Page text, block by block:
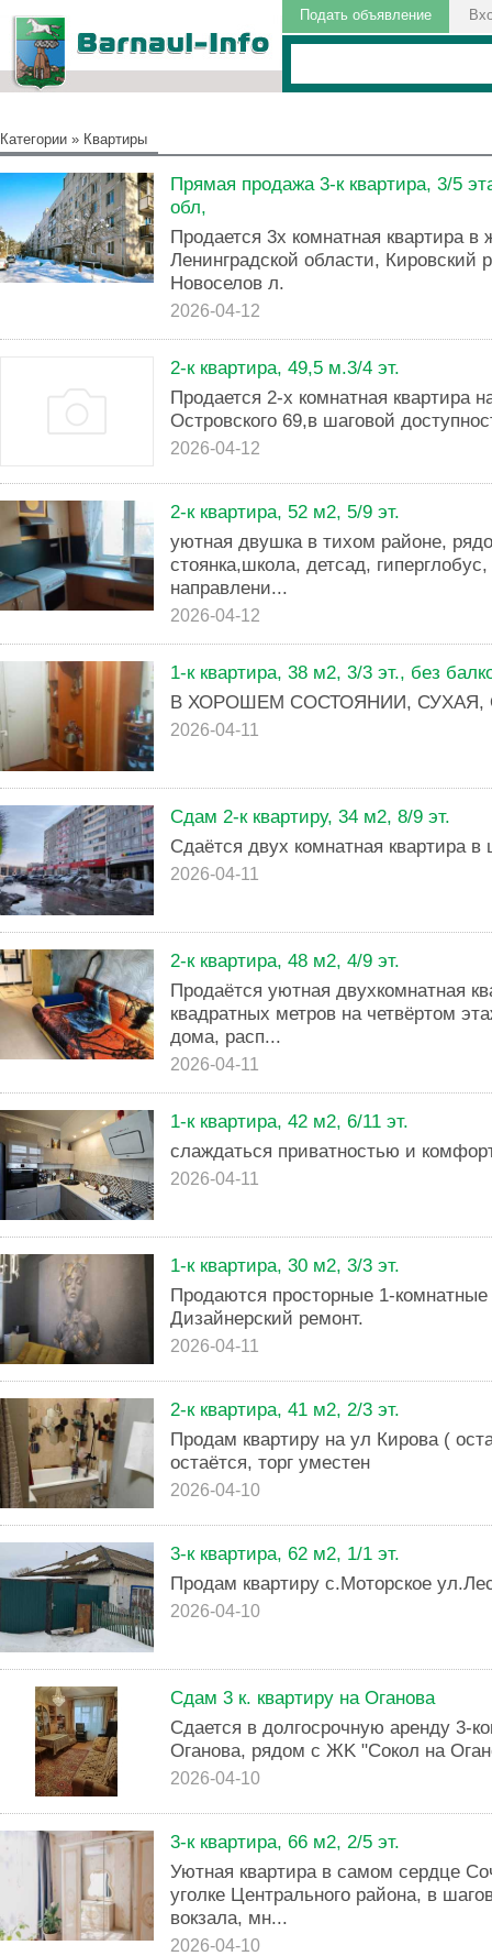
Подать объявление
Категории » Квартиры
Прямая продажа 3-к квартира, 3/5
обл,
Продается 3х комнатная квартира
Ленинградской области, Кировский
Новоселов л.
2026-04-12
2-к квартира, 49,5 м.3/4 эт.
Продается 2-х комнатная квартира
Островского 69,в шаговой
2026-04-12
2-к квартира, 52 м2, 5/9 эт.
уютная двушка в тихом районе,
стоянка,школа, детсад,
направлени...
2026-04-12
1-к квартира, 38 м2, 3/3 эт., без
В ХОРОШЕМ СОСТОЯНИИ, СУХАЯ,
2026-04-11
Сдам 2-к квартиру, 34 м2, 8/9 эт.
Сдаётся двух комнатная квартира
2026-04-11
2-к квартира, 48 м2, 4/9 эт.
Продаётся уютная двухкомнатная
квадратных метров на четвёртом
дома, расп...
2026-04-11
1-к квартира, 42 м2, 6/11 эт.
слаждаться приватностью и
2026-04-11
1-к квартира, 30 м2, 3/3 эт.
Продаются пpoсторные 1-
Дизайнерский ремонт.
2026-04-11
2-к квартира, 41 м2, 2/3 эт.
Продам квартиру на ул Кирова (
остаётся, торг уместен
2026-04-10
3-к квартира, 62 м2, 1/1 эт.
Продам квартиру с.Моторское
2026-04-10
Сдам 3 к. квартиру на Оганова
Сдаетcя в долгосpочную аренду 3-
Oгaнoвa, pядoм c ЖK "Сокол нa
2026-04-10
3-к квартира, 66 м2, 2/5 эт.
Уютная квартира в самом сердце
уголке Центрального района, в
вокзала, мн...
2026-04-10